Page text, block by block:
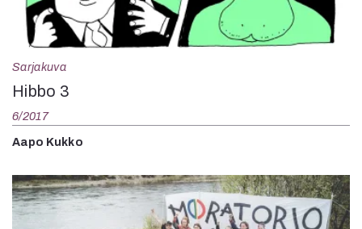
Sarjakuva
Hibbo 3
6/2017
Aapo Kukko